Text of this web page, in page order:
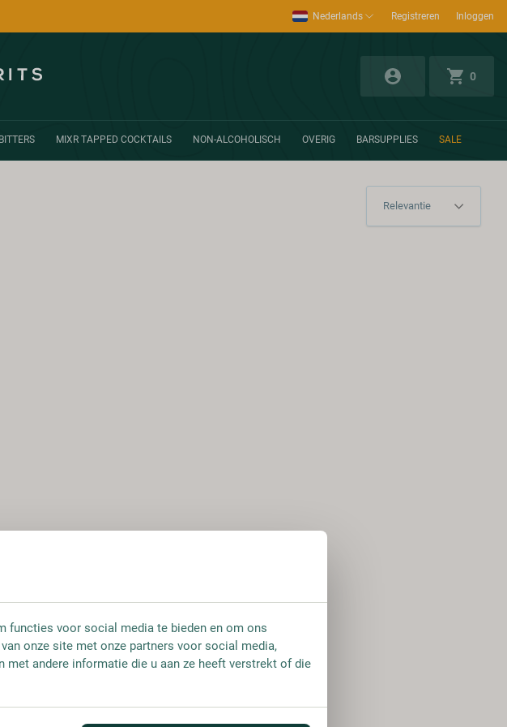
Nederlands Registreren Inloggen
0
MIXR TAPPED COCKTAILS NON-ALCOHOLISCH OVERIG BARSUPPLIES SALE
functies voor social media te bieden en om ons
onze site met onze partners voor social media,
met andere informatie die u aan ze heeft verstrekt of die